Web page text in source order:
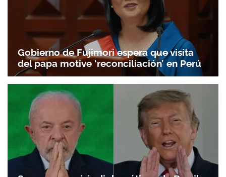
Gobierno de Fujimori espera que visita
del papa motive ‘reconciliación’ en Perú